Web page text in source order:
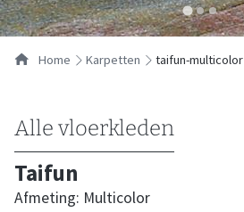
Home
karpetten taifun-multicolor
Alle vloerkleden
Taifun
Afmeting: Multicolor